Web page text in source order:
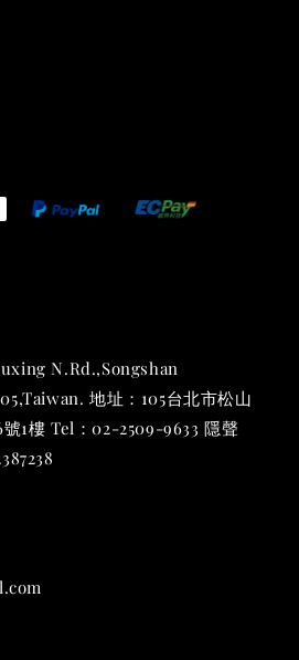
墊 (2入一組)
N.Rd.,Songshan
地址：105台北市松山
號1樓 Tel：02-2509-9633 隱聲